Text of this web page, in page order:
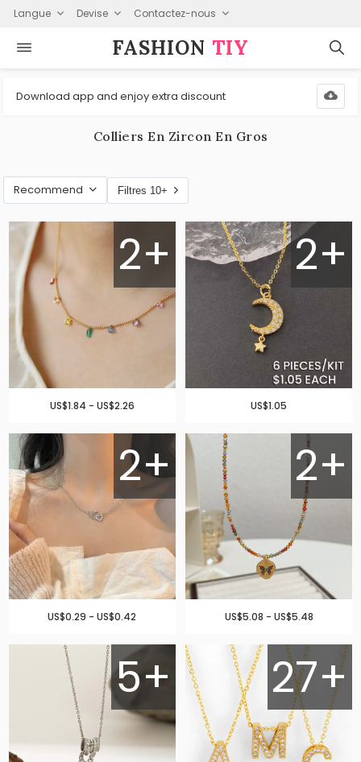
Langue Devise Contactez-nous
FASHION⁠ TIY
Download app and enjoy extra discount
Colliers En Zircon En Gros
Recommend Filtres 10+
2+
US$1.84 - US$2.26
2+
US$1.05
2+
US$0.29 - US$0.42
2+
US$5.08 - US$5.48
5+ 27+